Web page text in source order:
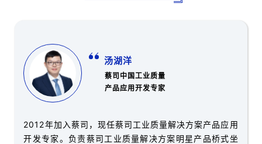
汤湖洋
蔡司中国工业质量
产品应用开发专家
2012年加入蔡司，现任蔡司工业质量解决方案产品应用
开发专家。负责蔡司工业质量解决方案明星产品桥式坐